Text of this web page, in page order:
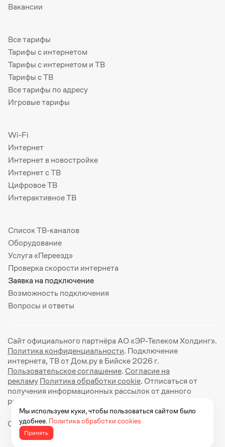
Вакансии
Все тарифы
Тарифы с интернетом
Тарифы с интернетом и ТВ
Тарифы с ТВ
Все тарифы по адресу
Игровые тарифы
Wi-Fi
Интернет
Интернет в новостройке
Интернет с ТВ
Цифровое ТВ
Интерактивное ТВ
Список ТВ-каналов
Оборудование
Услуга «Переезд»
Проверка скорости интернета
Заявка на подключение
Возможность подключения
Вопросы и ответы
Сайт официального партнёра АО «ЭР-Телеком Холдинг».
Политика конфиденциальности. Подключение
интернета, ТВ от Дом.ру в Бийске 2026 г.
Пользовательское соглашение. Согласие на
рекламуПолитика обработки cookie. Отписаться от
получения информационных рассылок от данного
ресурса можно на
Официальный сайт Дом.ру: https://dom.ru
Мы используем куки, чтобы пользоваться сайтом было
удобнее. Политика обработки cookies
Принять